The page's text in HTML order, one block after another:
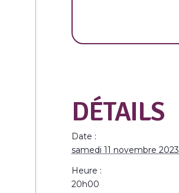
DÉTAILS
Date :
samedi 11 novembre 2023
Heure :
20h00